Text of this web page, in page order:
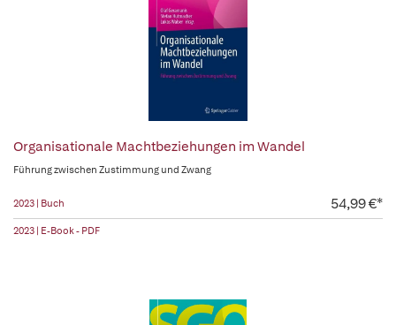
Organisationale Machtbeziehungen im Wandel
Führung zwischen Zustimmung und Zwang
2023 | Buch 54,99 €*
2023 | E-Book - PDF